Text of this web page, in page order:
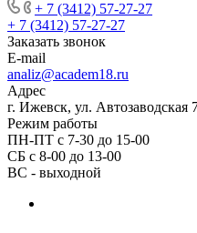
+ 7 (3412) 57-27-27
+ 7 (3412) 57-27-27
Заказать звонок
E-mail
analiz@academ18.ru
Адрес
г. Ижевск, ул. Автозаводская
Режим работы
ПН-ПТ с 7-30 до 15-00
СБ с 8-00 до 13-00
ВС - выходной